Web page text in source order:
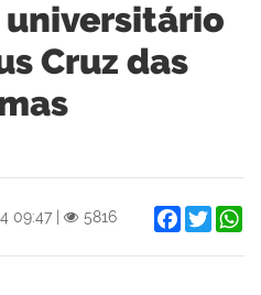
Cruz das
09:47 5816 Facebook
Twitter